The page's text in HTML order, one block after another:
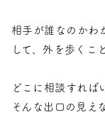
相手が誰なのかわ
して、外を歩くこ
どこに相談すれば
そんな出口の見え